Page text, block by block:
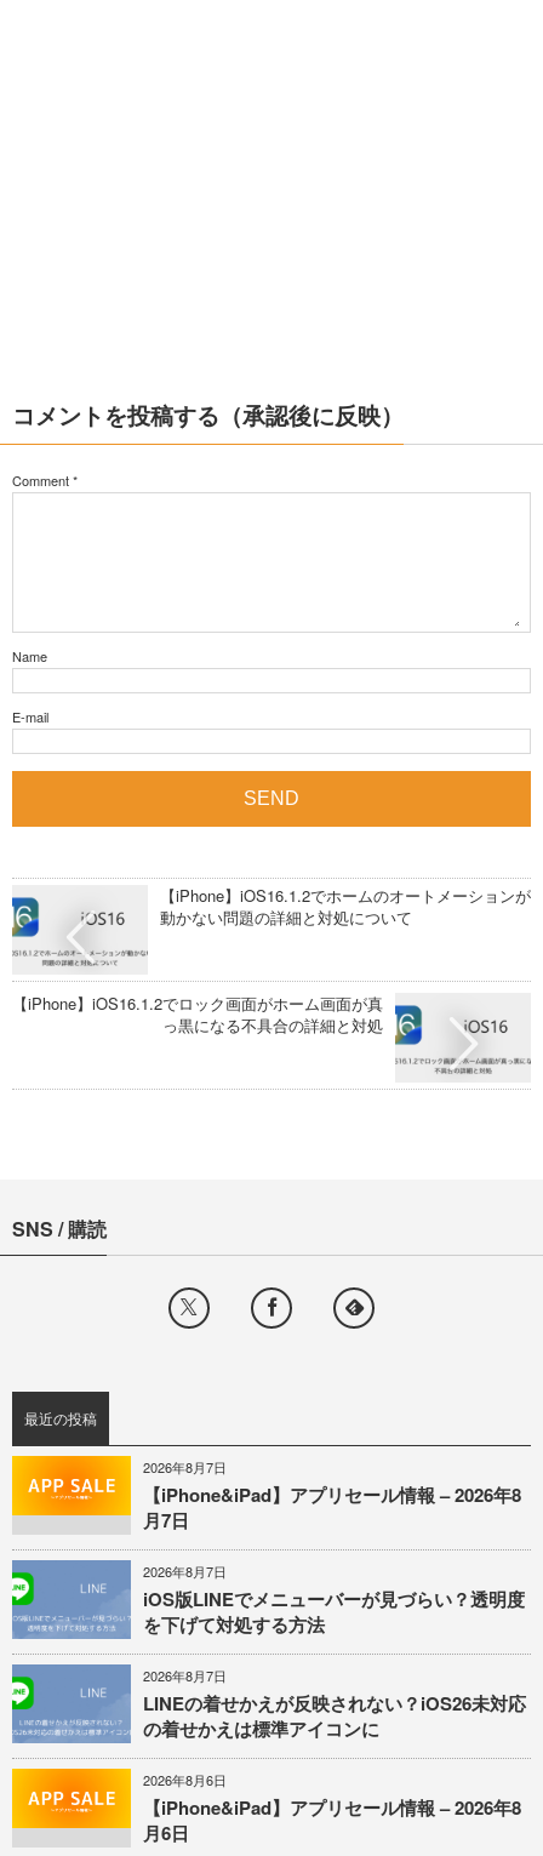
コメントを投稿する（承認後に反映）
Comment*
Name
E-mail
【iPhone】iOS16.1.2でホームのオートメーションが
動かない問題の詳細と対処について
【iPhone】iOS16.1.2でロック画面がホーム画面が真
っ黒になる不具合の詳細と対処
SNS / 購読
最近の投稿
2026年8月7日
【iPhone&iPad】アプリセール情報 – 2026年8
月7日
2026年8月7日
iOS版LINEでメニューバーが見づらい？透明度
を下げて対処する方法
2026年8月7日
LINEの着せかえが反映されない？iOS26未対応
の着せかえは標準アイコンに
2026年8月6日
【iPhone&iPad】アプリセール情報 – 2026年8
月6日